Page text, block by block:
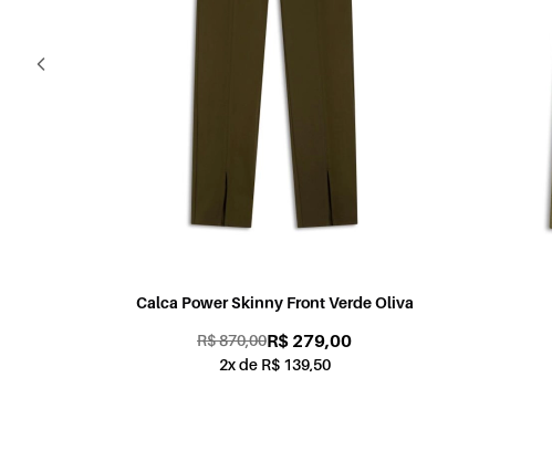
Casaco Power Amplo Verde Oliva
R$ 1.198,00R$ 479,00
4x de R$ 119,75